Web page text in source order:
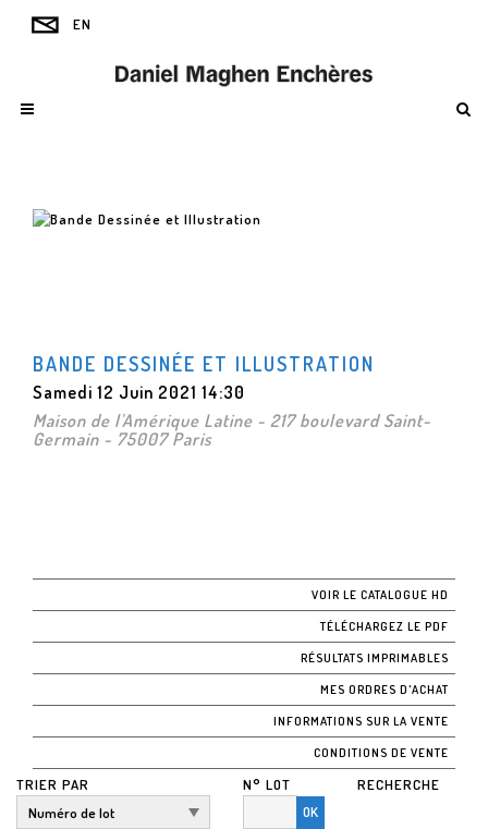
BANDE DESSINÉE ET ILLUSTRATION
Samedi 12 Juin 2021 14:30
Maison de l'Amérique Latine - 217 boulevard Saint-
Germain - 75007 Paris
VOIR LE CATALOGUE HD
TÉLÉCHARGEZ LE PDF
RÉSULTATS IMPRIMABLES
MES ORDRES D'ACHAT
INFORMATIONS SUR LA VENTE
CONDITIONS DE VENTE
TRIER PAR
N° LOT
OK
RECHERCHE